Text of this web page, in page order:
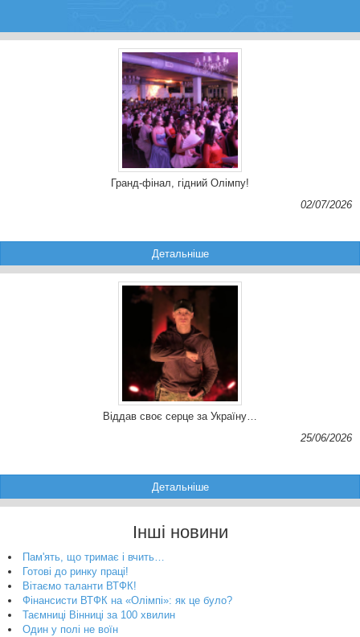
Гранд-фінал, гідний Олімпу!
02/07/2026
Детальніше
Віддав своє серце за Україну…
25/06/2026
Детальніше
Інші новини
Пам'ять, що тримає і вчить…
Готові до ринку праці!
Вітаємо таланти ВТФК!
Фінансисти ВТФК на «Олімпі»: як це було?
Таємниці Вінниці за 100 хвилин
Один у полі не воїн